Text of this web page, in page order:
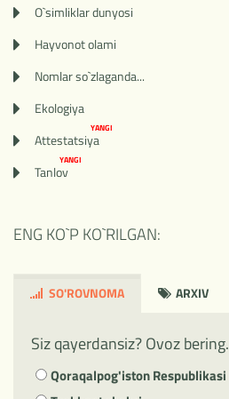
O`simliklar dunyosi
Hayvonot olami
Nomlar so`zlaganda...
Ekologiya
Attestatsiya
YANGI
Tanlov
YANGI
ENG KO`P KO`RILGAN:
SO'ROVNOMA ARXIV
Siz qayerdansiz? Ovoz bering.
Qoraqalpog'iston Respublikasi